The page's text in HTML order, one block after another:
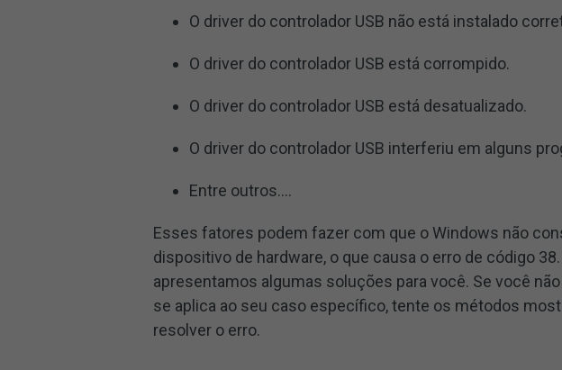
O driver do controlador USB não está instalado
O driver do controlador USB está corrompido.
O driver do controlador USB está desatualizado.
O driver do controlador USB interferiu em alguns
Entre outros….
Esses fatores podem fazer com que o Windows não
dispositivo de hardware, o que causa o erro de código
apresentamos algumas soluções para você. Se você
se aplica ao seu caso específico, tente os métodos
resolver o erro.